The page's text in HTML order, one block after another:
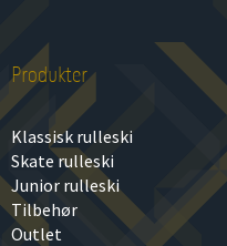
Produkter
Klassisk rulleski
Skate rulleski
Junior rulleski
Tilbehør
Outlet